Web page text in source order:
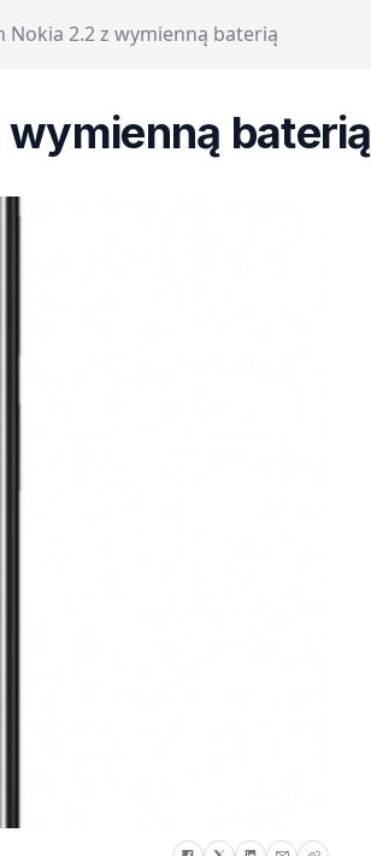
Nokia 2.2 z wymienną baterią
baterią